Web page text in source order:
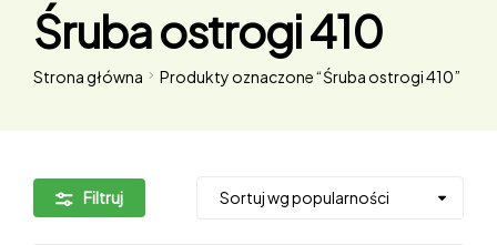
Śruba ostrogi 410
Strona główna Produkty oznaczone “Śruba ostrogi 410”
Filtruj